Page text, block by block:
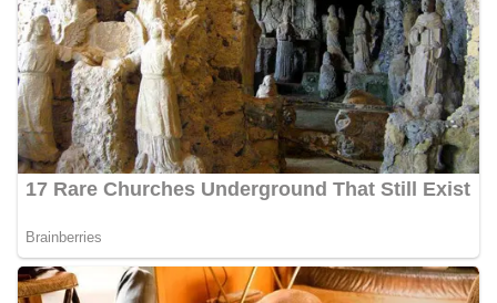
awal terkait situasi sosial, potensi kerawanan,
maupun hal-hal yang dapat mengganggu
kondusivitas wilayah, khususnya menjelang
perayaan HUT Kemerdekaan RI yang biasanya
diwarnai dengan berbagai kegiatan dan
keramaian warga.‎‎Dengan adanya deteksi dini ini,
diharapkan potensi gangguan keamanan dapat
diantisipasi sejak awal sehingga situasi di
Kelurahan Sunggal tetap terjaga aman, tertib,
dan kondusif hingga puncak perayaan HUT
to Door System ini merupakan salah satu bentuk
implementasi program Polri Presisi yang